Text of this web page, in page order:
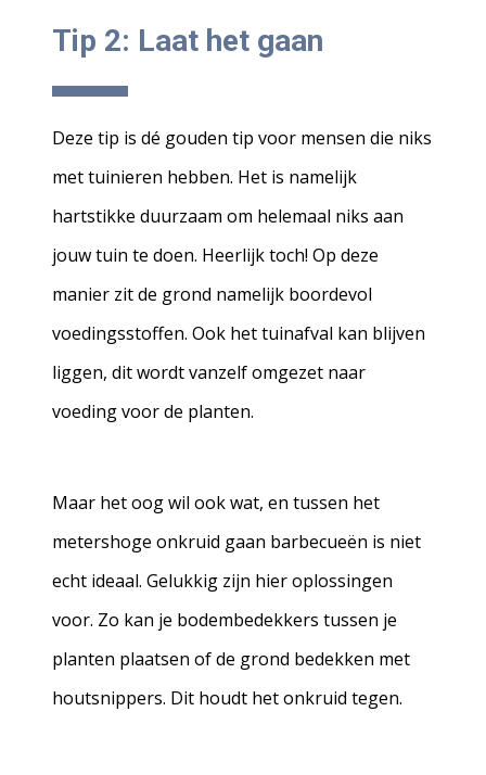
Tip 2: Laat het gaan
Deze tip is dé gouden tip voor mensen die niks
met tuinieren hebben. Het is namelijk
hartstikke duurzaam om helemaal niks aan
jouw tuin te doen. Heerlijk toch! Op deze
manier zit de grond namelijk boordevol
voedingsstoffen. Ook het tuinafval kan blijven
liggen, dit wordt vanzelf omgezet naar
voeding voor de planten.
Maar het oog wil ook wat, en tussen het
metershoge onkruid gaan barbecueën is niet
echt ideaal. Gelukkig zijn hier oplossingen
voor. Zo kan je bodembedekkers tussen je
planten plaatsen of de grond bedekken met
houtsnippers. Dit houdt het onkruid tegen.